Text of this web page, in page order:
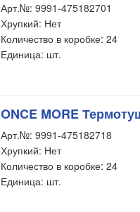
Арт.№: 9991-475182701
Хрупкий: Нет
Количество в коробке: 24
Единица: шт.
ONCE MORE
Арт.№: 9991-475182718
Хрупкий: Нет
Количество в коробке: 24
Единица: шт.